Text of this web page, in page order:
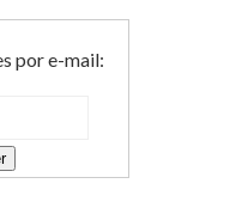
por e-mail: